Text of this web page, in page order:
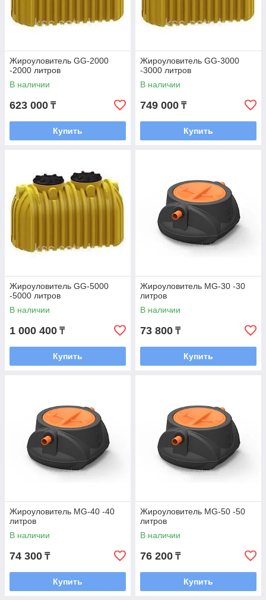
Жироуловитель GG-2000
-2000 литров
В наличии
623 000 ₸
Купить
Жироуловитель GG-3000
-3000 литров
В наличии
749 000 ₸
Купить
Жироуловитель GG-5000
-5000 литров
В наличии
1 000 400 ₸
Купить
Жироуловитель MG-30 -30
литров
В наличии
73 800 ₸
Купить
Жироуловитель MG-40 -40
литров
В наличии
74 300 ₸
Купить
Жироуловитель MG-50 -50
литров
В наличии
76 200 ₸
Купить